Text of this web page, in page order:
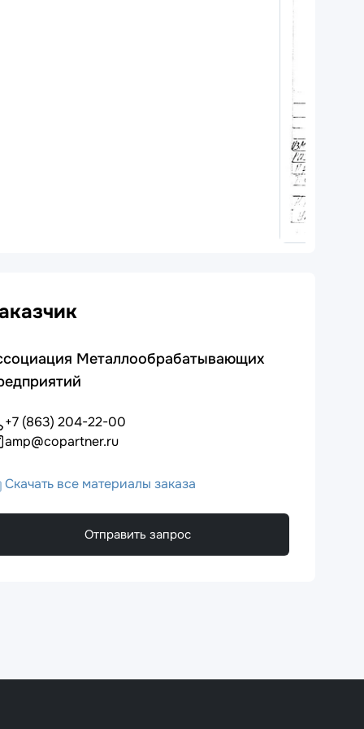
Металлообрабатывающих
+7 (863) 204-22-00
amp@copartner.ru
Скачать все материалы заказа
Отправить запрос